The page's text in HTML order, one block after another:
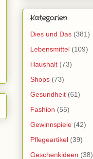
Kategorien
Dies und Das (381)
Lebensmittel (109)
Haushalt (73)
Shops (73)
Gesundheit (61)
Fashion (55)
Gewinnspiele (42)
Pflegeartikel (39)
Geschenkideen (38)